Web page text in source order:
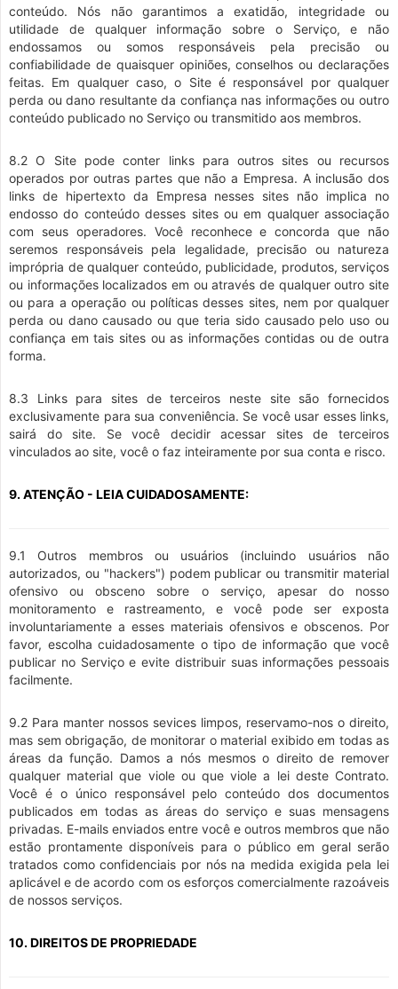
conteúdo. Nós não garantimos a exatidão, integridade ou
utilidade de qualquer informação sobre o Serviço, e não
endossamos ou somos responsáveis pela precisão ou
confiabilidade de quaisquer opiniões, conselhos ou declarações
feitas. Em qualquer caso, o Site é responsável por qualquer
perda ou dano resultante da confiança nas informações ou outro
conteúdo publicado no Serviço ou transmitido aos membros.
8.2 O Site pode conter links para outros sites ou recursos
operados por outras partes que não a Empresa. A inclusão dos
links de hipertexto da Empresa nesses sites não implica no
endosso do conteúdo desses sites ou em qualquer associação
com seus operadores. Você reconhece e concorda que não
seremos responsáveis pela legalidade, precisão ou natureza
imprópria de qualquer conteúdo, publicidade, produtos, serviços
ou informações localizados em ou através de qualquer outro site
ou para a operação ou políticas desses sites, nem por qualquer
perda ou dano causado ou que teria sido causado pelo uso ou
confiança em tais sites ou as informações contidas ou de outra
forma.
8.3 Links para sites de terceiros neste site são fornecidos
exclusivamente para sua conveniência. Se você usar esses links,
sairá do site. Se você decidir acessar sites de terceiros
vinculados ao site, você o faz inteiramente por sua conta e risco.
9. ATENÇÃO - LEIA CUIDADOSAMENTE:
9.1 Outros membros ou usuários (incluindo usuários não
autorizados, ou "hackers") podem publicar ou transmitir material
ofensivo ou obsceno sobre o serviço, apesar do nosso
monitoramento e rastreamento, e você pode ser exposta
involuntariamente a esses materiais ofensivos e obscenos. Por
favor, escolha cuidadosamente o tipo de informação que você
publicar no Serviço e evite distribuir suas informações pessoais
facilmente.
9.2 Para manter nossos sevices limpos, reservamo-nos o direito,
mas sem obrigação, de monitorar o material exibido em todas as
áreas da função. Damos a nós mesmos o direito de remover
qualquer material que viole ou que viole a lei deste Contrato.
Você é o único responsável pelo conteúdo dos documentos
publicados em todas as áreas do serviço e suas mensagens
privadas. E-mails enviados entre você e outros membros que não
estão prontamente disponíveis para o público em geral serão
tratados como confidenciais por nós na medida exigida pela lei
aplicável e de acordo com os esforços comercialmente razoáveis
de nossos serviços.
10. DIREITOS DE PROPRIEDADE